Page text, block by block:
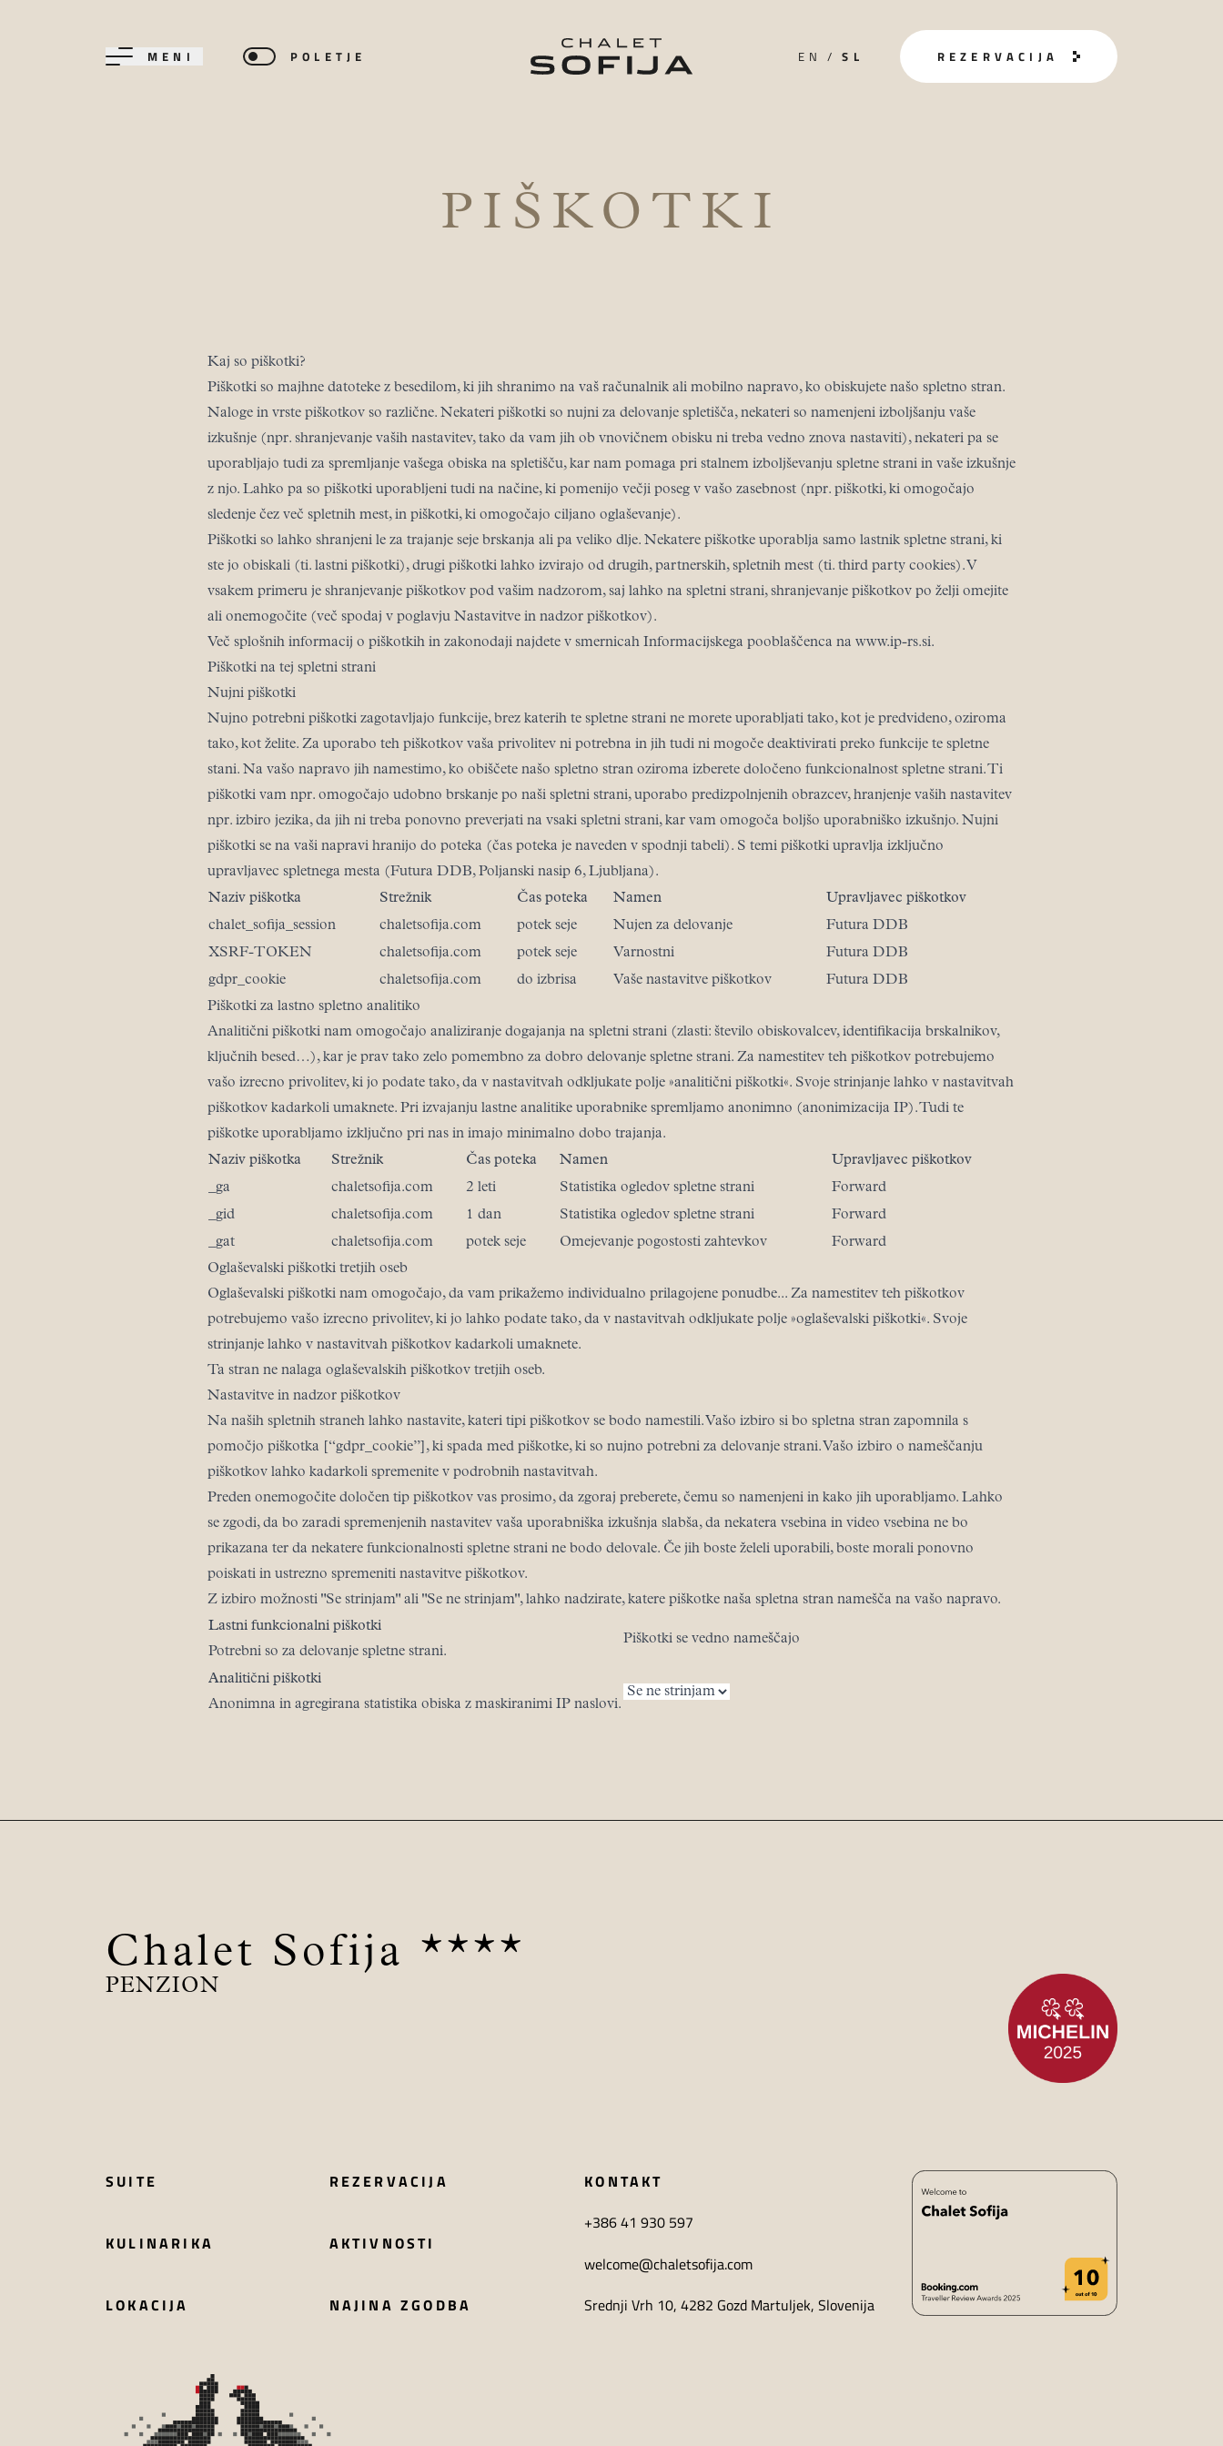
MENI POLETJE EN / SL REZERVACIJA
PIŠKOTKI
Kaj so piškotki?
Piškotki so majhne datoteke z besedilom, ki jih shranimo na vaš računalnik ali mobilno napravo, ko obiskujete našo spletno stran.
Naloge in vrste piškotkov so različne. Nekateri piškotki so nujni za delovanje spletišča, nekateri so namenjeni izboljšanju vaše
izkušnje (npr. shranjevanje vaših nastavitev, tako da vam jih ob vnovičnem obisku ni treba vedno znova nastaviti), nekateri pa se
uporabljajo tudi za spremljanje vašega obiska na spletišču, kar nam pomaga pri stalnem izboljševanju spletne strani in vaše izkušnje
z njo. Lahko pa so piškotki uporabljeni tudi na načine, ki pomenijo večji poseg v vašo zasebnost (npr. piškotki, ki omogočajo
sledenje čez več spletnih mest, in piškotki, ki omogočajo ciljano oglaševanje).
Piškotki so lahko shranjeni le za trajanje seje brskanja ali pa veliko dlje. Nekatere piškotke uporablja samo lastnik spletne strani, ki
ste jo obiskali (ti. lastni piškotki), drugi piškotki lahko izvirajo od drugih, partnerskih, spletnih mest (ti. third party cookies). V
vsakem primeru je shranjevanje piškotkov pod vašim nadzorom, saj lahko na spletni strani, shranjevanje piškotkov po želji omejite
ali onemogočite (več spodaj v poglavju Nastavitve in nadzor piškotkov).
Več splošnih informacij o piškotkih in zakonodaji najdete v smernicah Informacijskega pooblaščenca na www.ip-rs.si.
Piškotki na tej spletni strani
Nujni piškotki
Nujno potrebni piškotki zagotavljajo funkcije, brez katerih te spletne strani ne morete uporabljati tako, kot je predvideno, oziroma
tako, kot želite. Za uporabo teh piškotkov vaša privolitev ni potrebna in jih tudi ni mogoče deaktivirati preko funkcije te spletne
stani. Na vašo napravo jih namestimo, ko obiščete našo spletno stran oziroma izberete določeno funkcionalnost spletne strani. Ti
piškotki vam npr. omogočajo udobno brskanje po naši spletni strani, uporabo predizpolnjenih obrazcev, hranjenje vaših nastavitev
npr. izbiro jezika, da jih ni treba ponovno preverjati na vsaki spletni strani, kar vam omogoča boljšo uporabniško izkušnjo. Nujni
piškotki se na vaši napravi hranijo do poteka (čas poteka je naveden v spodnji tabeli). S temi piškotki upravlja izključno
upravljavec spletnega mesta (Futura DDB, Poljanski nasip 6, Ljubljana).
Naziv piškotka
Strežnik Čas poteka Namen
Upravljavec piškotkov
chalet_sofija_session
chaletsofija.com potek seje Nujen za delovanje
Futura DDB
XSRF-TOKEN
chaletsofija.com potek seje Varnostni
Futura DDB
gdpr_cookie
chaletsofija.com do izbrisa Vaše nastavitve piškotkov
Futura DDB
Piškotki za lastno spletno analitiko
Analitični piškotki nam omogočajo analiziranje dogajanja na spletni strani (zlasti: število obiskovalcev, identifikacija brskalnikov,
ključnih besed…), kar je prav tako zelo pomembno za dobro delovanje spletne strani. Za namestitev teh piškotkov potrebujemo
vašo izrecno privolitev, ki jo podate tako, da v nastavitvah odkljukate polje »analitični piškotki«. Svoje strinjanje lahko v nastavitvah
piškotkov kadarkoli umaknete. Pri izvajanju lastne analitike uporabnike spremljamo anonimno (anonimizacija IP). Tudi te
piškotke uporabljamo izključno pri nas in imajo minimalno dobo trajanja.
Naziv piškotka
Strežnik Čas poteka Namen
Upravljavec piškotkov
_ga
chaletsofija.com 2 leti Statistika ogledov spletne strani
Forward
_gid
chaletsofija.com 1 dan Statistika ogledov spletne strani
Forward
_gat
chaletsofija.com potek seje Omejevanje pogostosti zahtevkov
Forward
Oglaševalski piškotki tretjih oseb
Oglaševalski piškotki nam omogočajo, da vam prikažemo individualno prilagojene ponudbe... Za namestitev teh piškotkov
potrebujemo vašo izrecno privolitev, ki jo lahko podate tako, da v nastavitvah odkljukate polje »oglaševalski piškotki«. Svoje
strinjanje lahko v nastavitvah piškotkov kadarkoli umaknete.
Ta stran ne nalaga oglaševalskih piškotkov tretjih oseb.
Nastavitve in nadzor piškotkov
Na naših spletnih straneh lahko nastavite, kateri tipi piškotkov se bodo namestili. Vašo izbiro si bo spletna stran zapomnila s
pomočjo piškotka [“gdpr_cookie”], ki spada med piškotke, ki so nujno potrebni za delovanje strani. Vašo izbiro o nameščanju
piškotkov lahko kadarkoli spremenite v podrobnih nastavitvah.
Preden onemogočite določen tip piškotkov vas prosimo, da zgoraj preberete, čemu so namenjeni in kako jih uporabljamo. Lahko
se zgodi, da bo zaradi spremenjenih nastavitev vaša uporabniška izkušnja slabša, da nekatera vsebina in video vsebina ne bo
prikazana ter da nekatere funkcionalnosti spletne strani ne bodo delovale. Če jih boste želeli uporabili, boste morali ponovno
poiskati in ustrezno spremeniti nastavitve piškotkov.
Z izbiro možnosti "Se strinjam" ali "Se ne strinjam", lahko nadzirate, katere piškotke naša spletna stran namešča na vašo napravo.
Lastni funkcionalni piškotki
Potrebni so za delovanje spletne strani.
Piškotki se vedno nameščajo
Analitični piškotki
Anonimna in agregirana statistika obiska z maskiranimi IP naslovi.
Chalet Sofija ****
PENZION
SUITE
KULINARIKA
LOKACIJA
REZERVACIJA
AKTIVNOSTI
NAJINA ZGODBA
KONTAKT
+386 41 930 597
welcome@chaletsofija.com
Srednji Vrh 10, 4282 Gozd Martuljek, Slovenija